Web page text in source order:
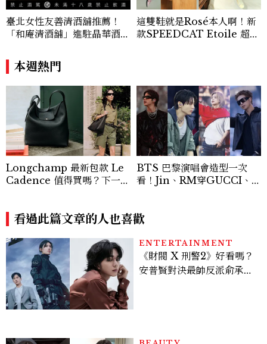
臺北女性友善清酒舖推薦！
「和庵清酒舖」進駐晶華酒
180元起輕鬆微醺
這雙鞋就是Rosé本人啊！新
款SPEEDCAT Etoile 超級
本週熱門
Longchamp 最新包款 Le
Cadence 值得買嗎？下一款
BTS 巴黎演唱會造型一次
看！Jin、RM穿GUCCI、Ji
服
看過此篇文章的人也喜歡
ENTERTAINMENT
《財閥 X 刑警2》好看嗎？
安普賢對決最帥反派俞承